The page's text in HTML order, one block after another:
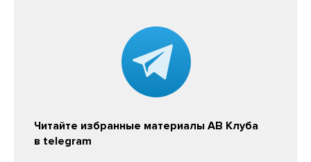
Читайте избранные материалы АВ Клуба
в telegram